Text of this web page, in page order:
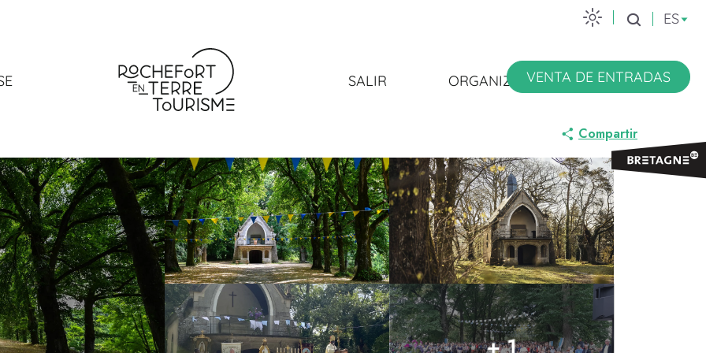
ES
VENTA DE ENTRADAS
SALIR ORGANIZARSE
Compartir